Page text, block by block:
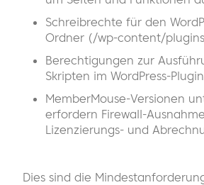
Schreibrechte für den
Ordner (/wp-content/
Berechtigungen zur
Skripten im WordPress-
MemberMouse-Versionen
erfordern Firewall-
Lizenzierungs- und
Dies sind die